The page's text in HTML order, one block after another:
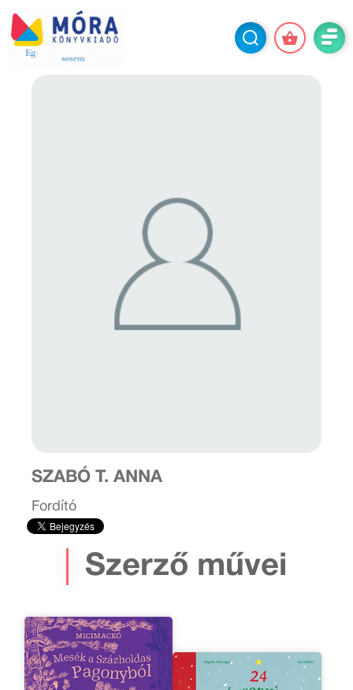
SZABÓ T. ANNA
Fordító
Szerző művei